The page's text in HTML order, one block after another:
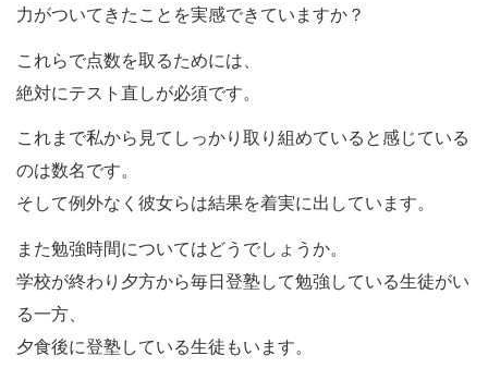
力がついてきたことを実感できていますか？
これらで点数を取るためには、
絶対にテスト直しが必須です。
これまで私から見てしっかり取り組めていると感じている
のは数名です。
そして例外なく彼女らは結果を着実に出しています。
また勉強時間についてはどうでしょうか。
学校が終わり夕方から毎日登塾して勉強している生徒がい
る一方、
夕食後に登塾している生徒もいます。